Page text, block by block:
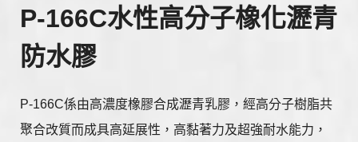
P-166C水性高分子橡化瀝青
防水膠
P-166C係由高濃度橡膠合成瀝青乳膠，經高分子樹脂共
聚合改質而成具高延展性，高黏著力及超強耐水能力，